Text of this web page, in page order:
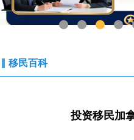
1 2 3 4
移民百科
投资移民加